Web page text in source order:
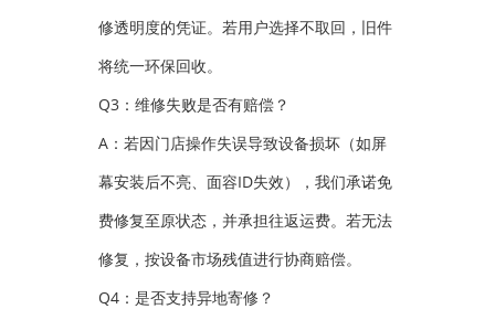
修透明度的凭证。若用户选择不取回，旧件
将统一环保回收。
Q3：维修失败是否有赔偿？
A：若因门店操作失误导致设备损坏（如屏
幕安装后不亮、面容ID失效），我们承诺免
费修复至原状态，并承担往返运费。若无法
修复，按设备市场残值进行协商赔偿。
Q4：是否支持异地寄修？